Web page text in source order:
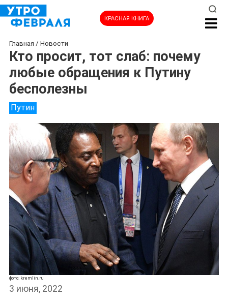
КРАСНАЯ КНИГА
Главная / Новости
Кто просит, тот слаб: почему
любые обращения к Путину
бесполезны
Путин
фото: kremlin.ru
3 июня, 2022